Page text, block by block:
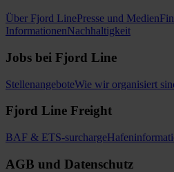
Über Fjord LinePresse und Medien
InformationenNachhaltigkeit
Jobs bei Fjord Line
StellenangeboteWie wir organisiert
Fjord Line Freight
BAF & ETS-surcharge
AGB und Datenschutz